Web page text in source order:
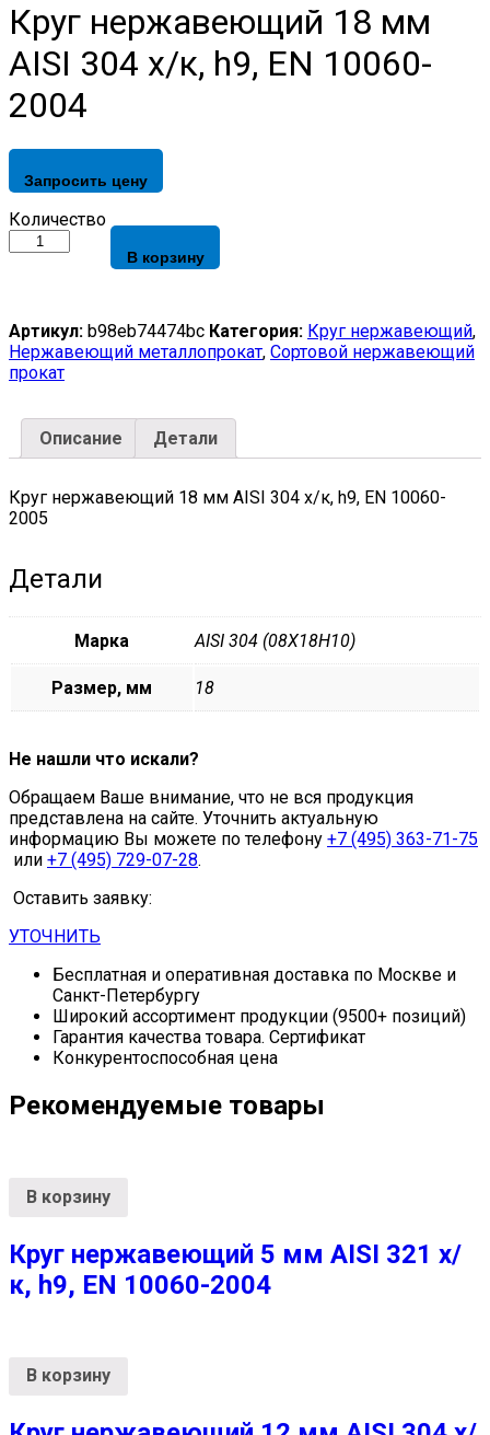
Круг нержавеющий 18 мм
AISI 304 х/к, h9, EN 10060-
2004
Запросить цену
Круг
нержавеющий
304
х/
к,
h9,
10060-
2004
Количество
В корзину
Артикул: b98eb74474bc Категория: Круг нержавеющий,
Нержавеющий металлопрокат, Сортовой нержавеющий
прокат
Описание Детали
Круг нержавеющий 18 мм AISI 304 х/к, h9, EN 10060-
2005
Детали
Марка AISI 304 (08Х18Н10)
Размер, мм 18
Не нашли что искали?
Обращаем Ваше внимание, что не вся продукция
представлена на сайте. Уточнить актуальную
информацию Вы можете по телефону +7 (495) 363-71-75
или +7 (495) 729-07-28.
Оставить заявку:
УТОЧНИТЬ
Бесплатная и оперативная доставка по Москве и
Санкт-Петербургу
Широкий ассортимент продукции (9500+ позиций)
Гарантия качества товара. Сертификат
Конкурентоспособная цена
Рекомендуемые товары
В корзину
Круг нержавеющий 5 мм AISI 321 х/
к, h9, EN 10060-2004
В корзину